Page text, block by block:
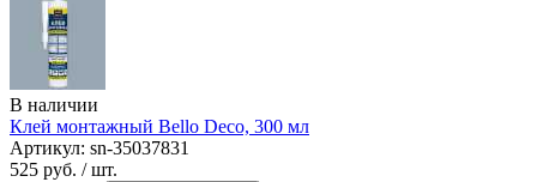
В наличии
Клей монтажный Bello Deco, 300 мл
Артикул: sn-35037831
525 руб. / шт.